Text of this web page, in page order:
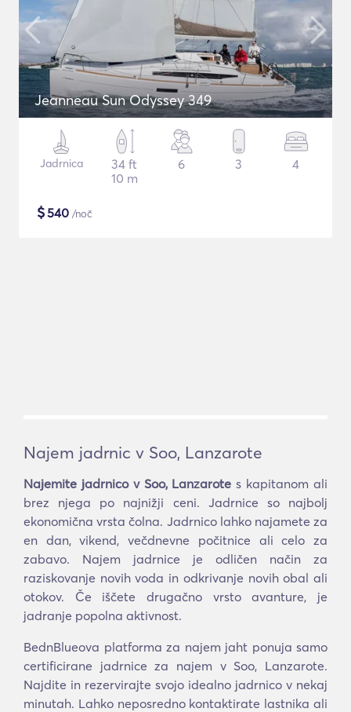
Jeanneau Sun Odyssey 349
Jadrnica
34 ft
10 m
6 3 4
$540 /noč
Najem jadrnic v Soo, Lanzarote
Najemite jadrnico v Soo, Lanzarote s kapitanom ali
brez njega po najnižji ceni. Jadrnice so najbolj
ekonomična vrsta čolna. Jadrnico lahko najamete za
en dan, vikend, večdnevne počitnice ali celo za
zabavo. Najem jadrnice je odličen način za
raziskovanje novih voda in odkrivanje novih obal ali
otokov. Če iščete drugačno vrsto avanture, je
jadranje popolna aktivnost.
BednBlueova platforma za najem jaht ponuja samo
certificirane jadrnice za najem v Soo, Lanzarote.
Najdite in rezervirajte svojo idealno jadrnico v nekaj
minutah. Lahko neposredno kontaktirate lastnika ali